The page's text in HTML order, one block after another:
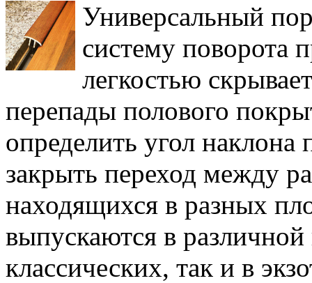
Универсальный
систему поворота
легкостью
перепады полового
определить угол
закрыть переход между
находящихся в разных
выпускаются в
классических, так и в